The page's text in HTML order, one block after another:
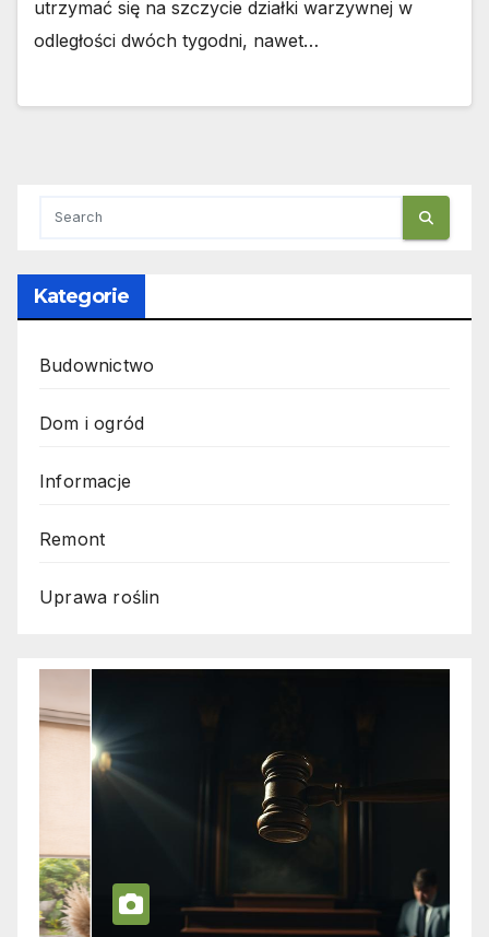
utrzymać się na szczycie działki warzywnej w
odległości dwóch tygodni, nawet…
Kategorie
Budownictwo
Dom i ogród
Informacje
Remont
Uprawa roślin